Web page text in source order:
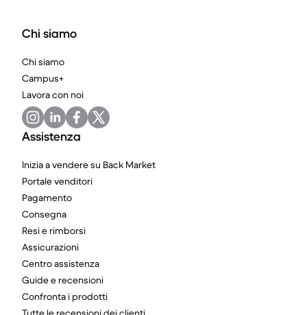
Chi siamo
Chi siamo
Campus+
Lavora con noi
Assistenza
Inizia a vendere su Back Market
Portale venditori
Pagamento
Consegna
Resi e rimborsi
Assicurazioni
Centro assistenza
Guide e recensioni
Confronta i prodotti